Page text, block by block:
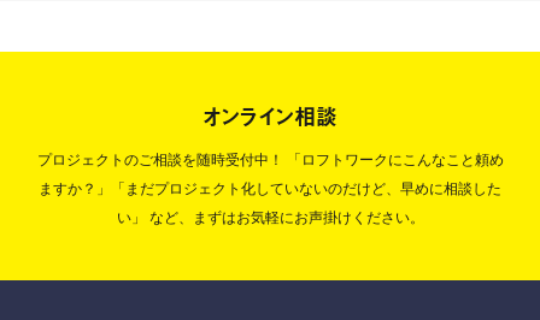
オンライン相談
プロジェクトのご相談を随時受付中！
「ロフトワークにこんなこと頼め
ますか？」「まだプロジェクト化していないのだけど、早めに相談した
い」
など、まずはお気軽にお声掛けください。